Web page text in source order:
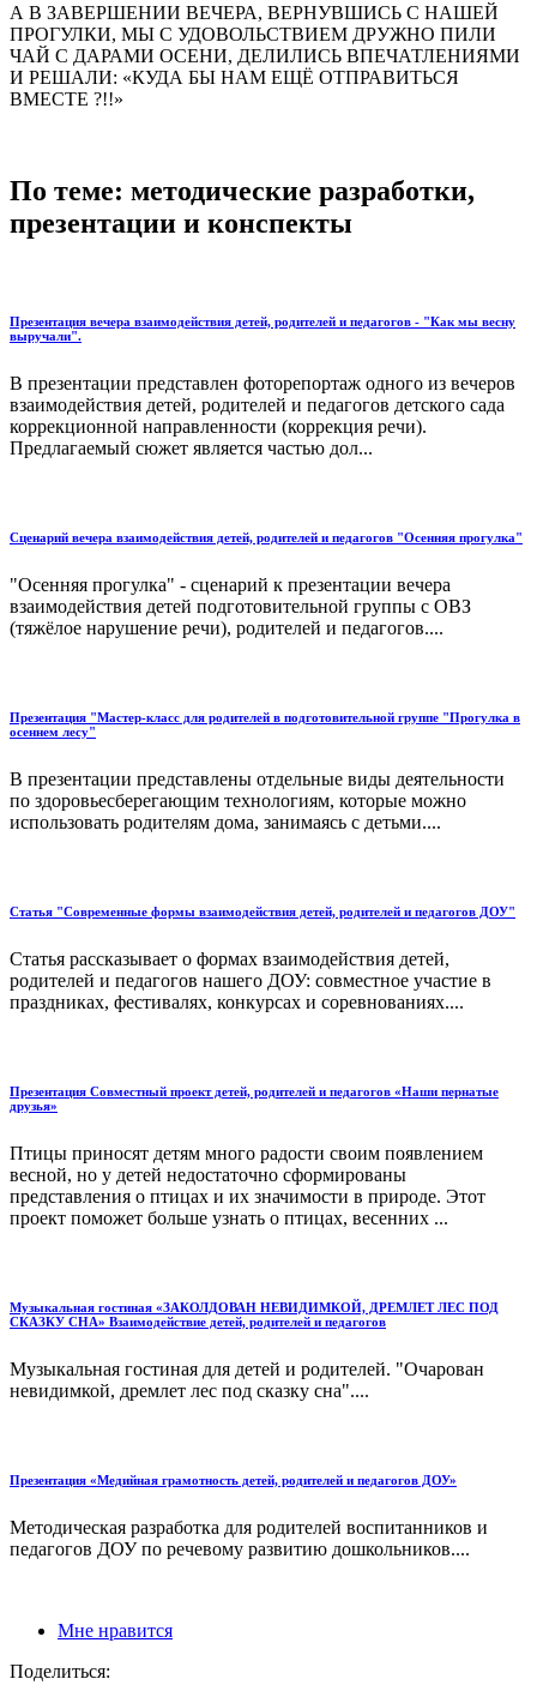
А В ЗАВЕРШЕНИИ ВЕЧЕРА, ВЕРНУВШИСЬ С НАШЕЙ
ПРОГУЛКИ, МЫ С УДОВОЛЬСТВИЕМ ДРУЖНО ПИЛИ
ЧАЙ С ДАРАМИ ОСЕНИ, ДЕЛИЛИСЬ ВПЕЧАТЛЕНИЯМИ
И РЕШАЛИ: «КУДА БЫ НАМ ЕЩЁ ОТПРАВИТЬСЯ
ВМЕСТЕ ?!!»
По теме: методические разработки,
презентации и конспекты
Презентация вечера взаимодействия детей, родителей и педагогов - "Как мы весну
выручали".
В презентации представлен фоторепортаж одного из вечеров
взаимодействия детей, родителей и педагогов детского сада
коррекционной направленности (коррекция речи).
Предлагаемый сюжет является частью дол...
Сценарий вечера взаимодействия детей, родителей и педагогов "Осенняя прогулка"
"Осенняя прогулка" - сценарий к презентации вечера
взаимодействия детей подготовительной группы с ОВЗ
(тяжёлое нарушение речи), родителей и педагогов....
Презентация "Мастер-класс для родителей в подготовительной группе "Прогулка в
осеннем лесу"
В презентации представлены отдельные виды деятельности
по здоровьесберегающим технологиям, которые можно
использовать родителям дома, занимаясь с детьми....
Статья "Современные формы взаимодействия детей, родителей и педагогов ДОУ"
Статья рассказывает о формах взаимодействия детей,
родителей и педагогов нашего ДОУ: совместное участие в
праздниках, фестивалях, конкурсах и соревнованиях....
Презентация Совместный проект детей, родителей и педагогов «Наши пернатые
друзья»
Птицы приносят детям много радости своим появлением
весной, но у детей недостаточно сформированы
представления о птицах и их значимости в природе. Этот
проект поможет больше узнать о птицах, весенних ...
Музыкальная гостиная «ЗАКОЛДОВАН НЕВИДИМКОЙ, ДРЕМЛЕТ ЛЕС ПОД
СКАЗКУ СНА» Взаимодействие детей, родителей и педагогов
Музыкальная гостиная для детей и родителей. "Очарован
невидимкой, дремлет лес под сказку сна"....
Презентация «Медийная грамотность детей, родителей и педагогов ДОУ»
Методическая разработка для родителей воспитанников и
педагогов ДОУ по речевому развитию дошкольников....
Мне нравится
Поделиться: